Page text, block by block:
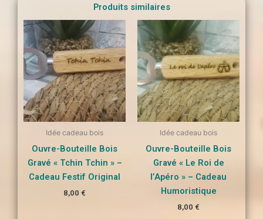
Produits similaires
Idée cadeau bois
Ouvre-Bouteille Bois
Gravé « Tchin Tchin » –
Cadeau Festif Original
8,00 €
Idée cadeau bois
Ouvre-Bouteille Bois
Gravé « Le Roi de
l’Apéro » – Cadeau
Humoristique
8,00 €